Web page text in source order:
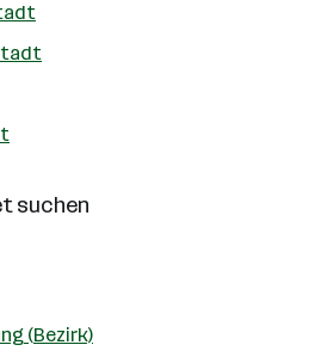
suchen
(Bezirk)